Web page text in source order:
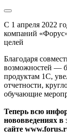
С 1 апреля 2022
компаний
целей
Благодаря
возможностей —
продуктам 1С,
отчетности,
обучающие
Теперь всю
нововведениях в
сайте